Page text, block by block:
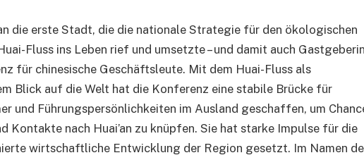
die erste Stadt, die die nationale Strategie für den ökologischen
Fluss ins Leben rief und umsetzte – und damit auch
für chinesische Geschäftsleute. Mit dem Huai-Fluss als
Blick auf die Welt hat die Konferenz eine stabile Brücke für
und Führungspersönlichkeiten im Ausland geschaffen, um
Kontakte nach Huai’an zu knüpfen. Sie hat starke Impulse für die
wirtschaftliche Entwicklung der Region gesetzt. Im Namen